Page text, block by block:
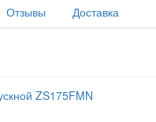
Отзывы Доставка